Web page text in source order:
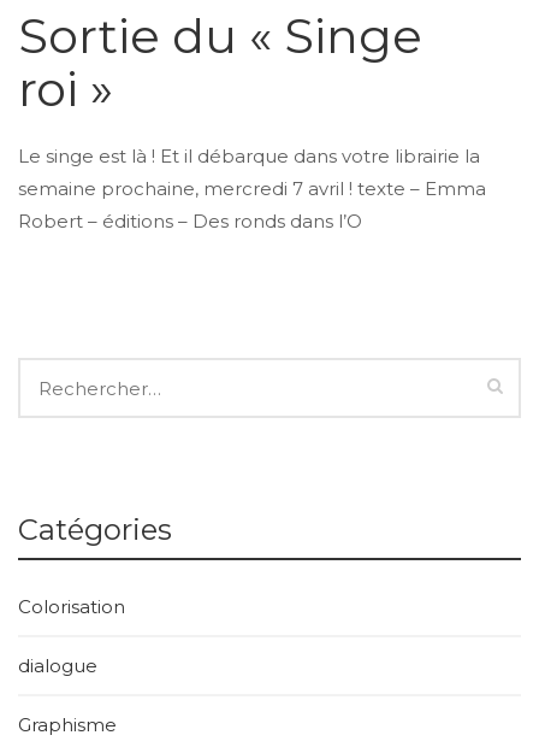
Sortie du « Singe
roi »
Le singe est là ! Et il débarque dans votre librairie la
semaine prochaine, mercredi 7 avril ! texte – Emma
Robert – éditions – Des ronds dans l’O
Catégories
Colorisation
dialogue
Graphisme